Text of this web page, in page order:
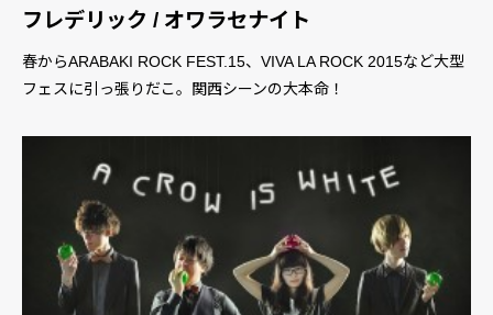
フレデリック / オワラセナイト
春からARABAKI ROCK FEST.15、VIVA LA ROCK 2015など大型
フェスに引っ張りだこ。関西シーンの大本命！